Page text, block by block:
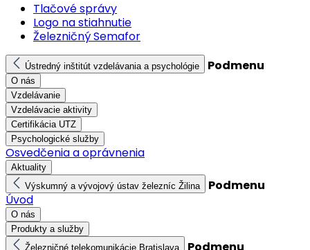
Tlačové správy
Logo na stiahnutie
Železničný Semafor
Ústredný inštitút vzdelávania a psychológie Podmenu
O nás
Vzdelávanie
Vzdelávacie aktivity
Certifikácia UTZ
Psychologické služby
Osvedčenia a oprávnenia
Aktuality
Výskumný a vývojový ústav železníc Žilina
Podmenu
Úvod
O nás
Produkty a služby
Železničné telekomunikácie Bratislava